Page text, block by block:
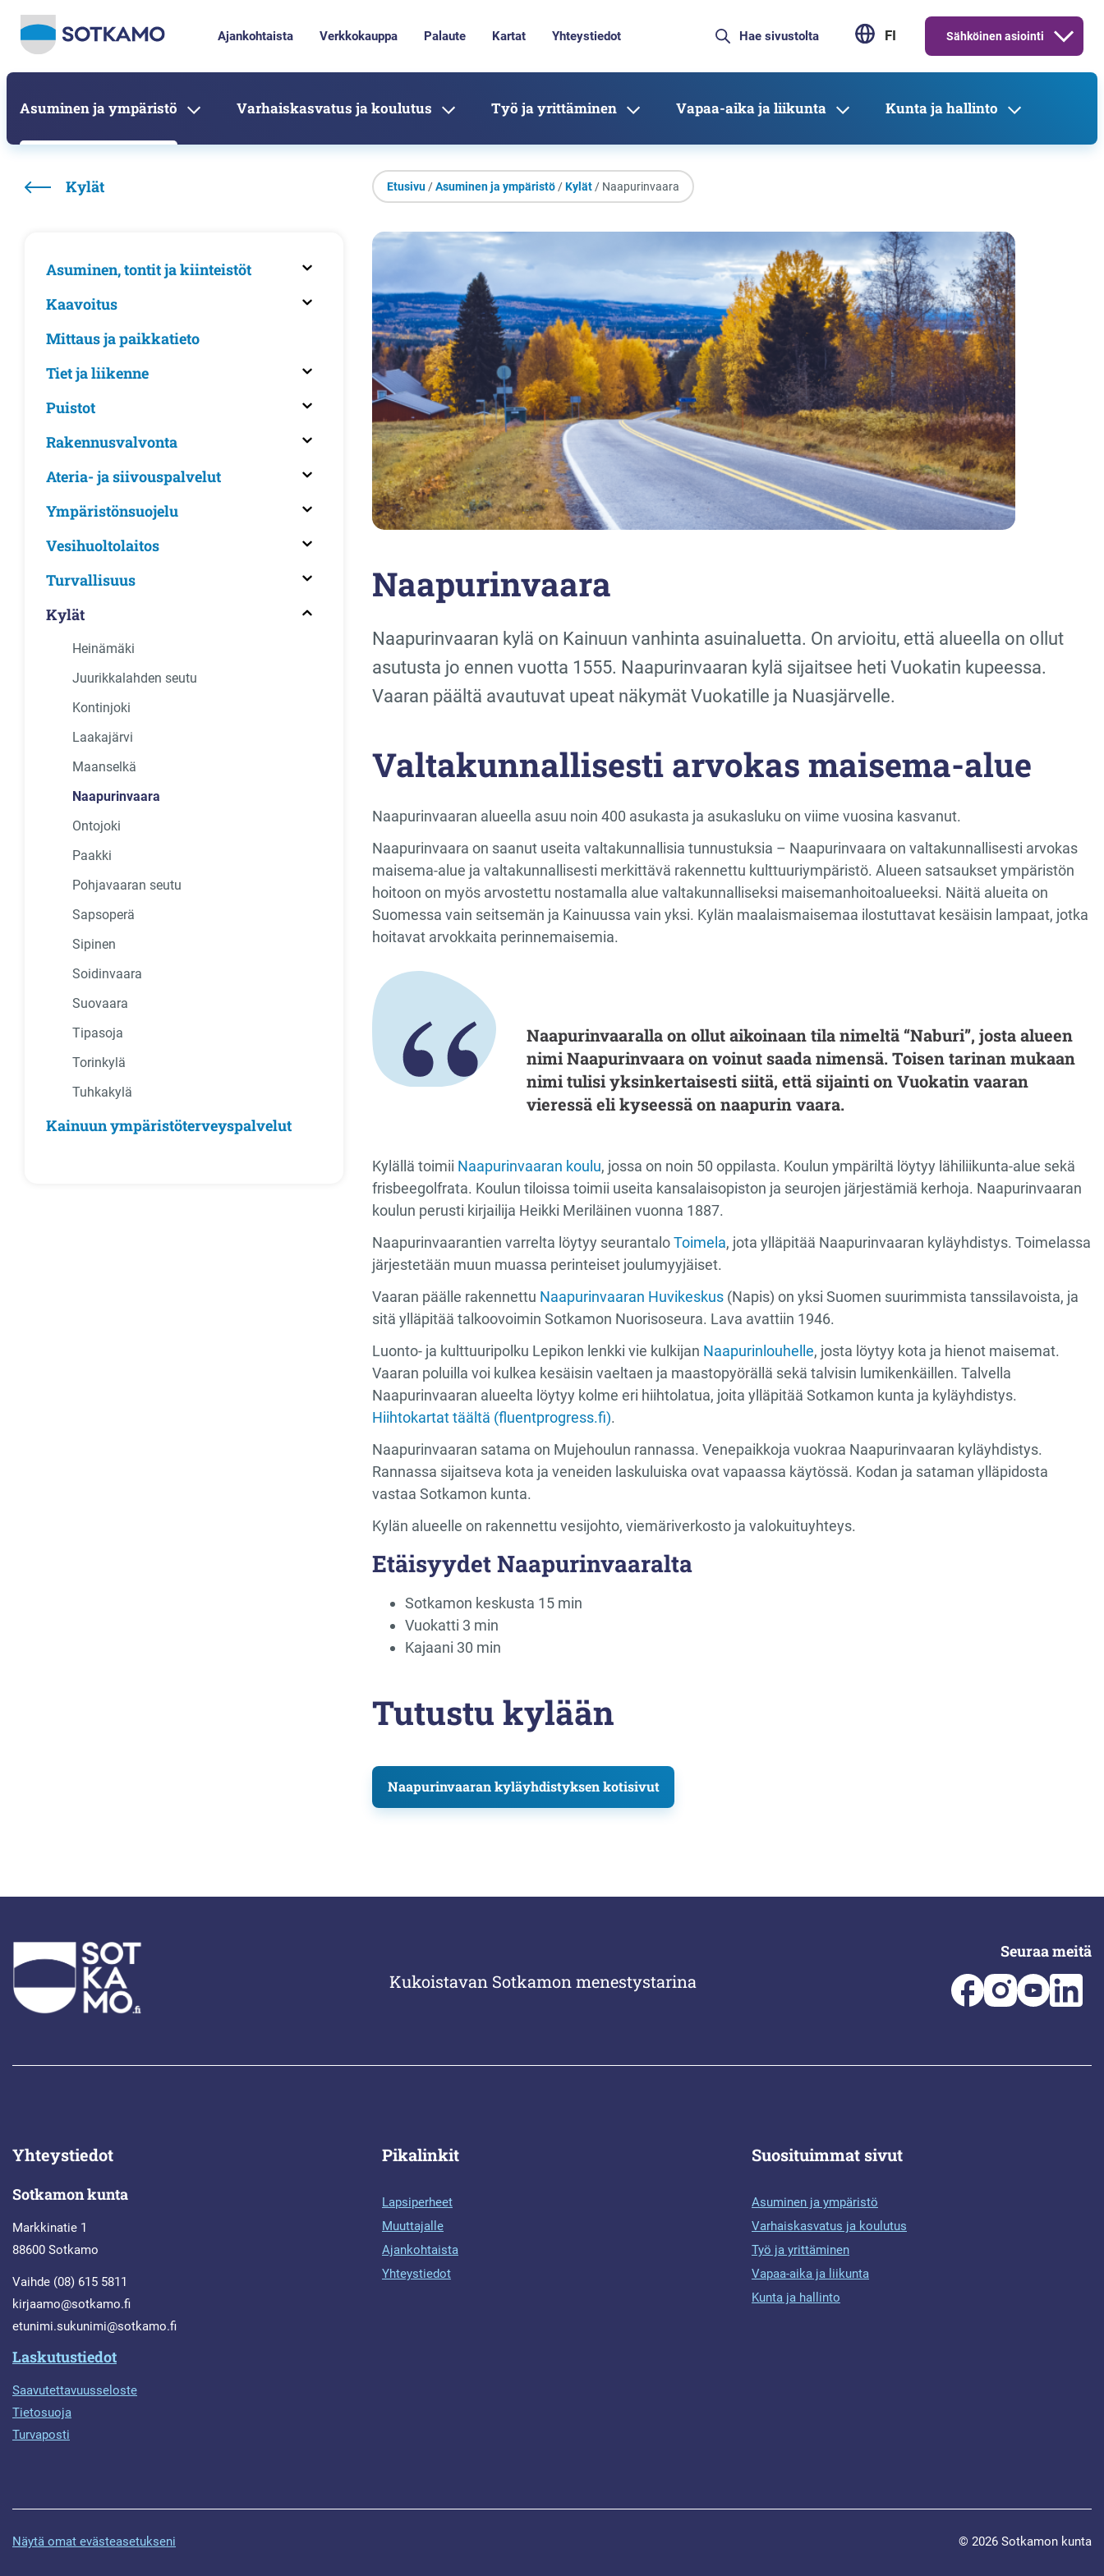
Ajankohtaista Verkkokauppa Palaute Kartat Yhteystiedot FI Sähköinen asiointi
Asuminen ja ympäristö Varhaiskasvatus ja koulutus Työ ja yrittäminen Vapaa-aika ja liikunta Kunta ja hallinto
Kylät
Asuminen, tontit ja kiinteistöt
Kaavoitus
Mittaus ja paikkatieto
Tiet ja liikenne
Puistot
Rakennusvalvonta
Ateria- ja siivouspalvelut
Ympäristönsuojelu
Vesihuoltolaitos
Turvallisuus
Kylät
Heinämäki
Juurikkalahden seutu
Kontinjoki
Laakajärvi
Maanselkä
Naapurinvaara
Ontojoki
Paakki
Pohjavaaran seutu
Sapsoperä
Sipinen
Soidinvaara
Suovaara
Tipasoja
Torinkylä
Tuhkakylä
Kainuun ympäristöterveyspalvelut
Etusivu /Asuminen ja ympäristö /Kylät / Naapurinvaara
Naapurinvaara
Naapurinvaaran kylä on Kainuun vanhinta asuinaluetta. On arvioitu, että alueella on ollut
asutusta jo ennen vuotta 1555. Naapurinvaaran kylä sijaitsee heti Vuokatin kupeessa.
Vaaran päältä avautuvat upeat näkymät Vuokatille ja Nuasjärvelle.
Valtakunnallisesti arvokas maisema-alue
Naapurinvaaran alueella asuu noin 400 asukasta ja asukasluku on viime vuosina kasvanut.
Naapurinvaara on saanut useita valtakunnallisia tunnustuksia – Naapurinvaara on valtakunnallisesti arvokas
maisema-alue ja valtakunnallisesti merkittävä rakennettu kulttuuriympäristö. Alueen satsaukset ympäristön
hoitoon on myös arvostettu nostamalla alue valtakunnalliseksi maisemanhoitoalueeksi. Näitä alueita on
Suomessa vain seitsemän ja Kainuussa vain yksi. Kylän maalaismaisemaa ilostuttavat kesäisin lampaat, jotka
hoitavat arvokkaita perinnemaisemia.
Naapurinvaaralla on ollut aikoinaan tila nimeltä “Naburi”, josta alueen
nimi Naapurinvaara on voinut saada nimensä. Toisen tarinan mukaan
nimi tulisi yksinkertaisesti siitä, että sijainti on Vuokatin vaaran
vieressä eli kyseessä on naapurin vaara.
Kylällä toimii Naapurinvaaran koulu, jossa on noin 50 oppilasta. Koulun ympäriltä löytyy lähiliikunta-alue sekä
frisbeegolfrata. Koulun tiloissa toimii useita kansalaisopiston ja seurojen järjestämiä kerhoja. Naapurinvaaran
koulun perusti kirjailija Heikki Meriläinen vuonna 1887.
Naapurinvaarantien varrelta löytyy seurantaloToimela, jota ylläpitää Naapurinvaaran kyläyhdistys. Toimelassa
järjestetään muun muassa perinteiset joulumyyjäiset.
Vaaran päälle rakennettu Naapurinvaaran Huvikeskus (Napis) on yksi Suomen suurimmista tanssilavoista, ja
sitä ylläpitää talkoovoimin Sotkamon Nuorisoseura. Lava avattiin 1946.
Luonto- ja kulttuuripolku Lepikon lenkki vie kulkijan Naapurinlouhelle, josta löytyy kota ja hienot maisemat.
Vaaran poluilla voi kulkea kesäisin vaeltaen ja maastopyörällä sekä talvisin lumikenkäillen. Talvella
Naapurinvaaran alueelta löytyy kolme eri hiihtolatua, joita ylläpitää Sotkamon kunta ja kyläyhdistys.
Hiihtokartat täältä (fluentprogress.fi).
Naapurinvaaran satama on Mujehoulun rannassa. Venepaikkoja vuokraa Naapurinvaaran kyläyhdistys.
Rannassa sijaitseva kota ja veneiden laskuluiska ovat vapaassa käytössä. Kodan ja sataman ylläpidosta
vastaa Sotkamon kunta.
Kylän alueelle on rakennettu vesijohto, viemäriverkosto ja valokuituyhteys.
EtäisyydetNaapurinvaaralta
Sotkamon keskusta 15 min
Vuokatti 3 min
Kajaani 30 min
Tutustu kylään
Naapurinvaaran kyläyhdistyksen kotisivut
Kukoistavan Sotkamon menestystarina
Seuraa meitä
Yhteystiedot
Sotkamon kunta
Markkinatie 1
88600 Sotkamo
Vaihde (08) 615 5811
kirjaamo@sotkamo.fi
etunimi.sukunimi@sotkamo.fi
Laskutustiedot
Saavutettavuusseloste
Tietosuoja
Turvaposti
Pikalinkit
Lapsiperheet
Muuttajalle
Ajankohtaista
Yhteystiedot
Suosituimmat sivut
Asuminen ja ympäristö
Varhaiskasvatus ja koulutus
Työ ja yrittäminen
Vapaa-aika ja liikunta
Kunta ja hallinto
Näytä omat evästeasetukseni © 2026 Sotkamon kunta